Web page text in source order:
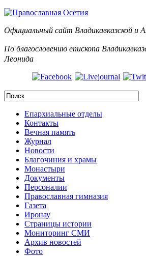
Официальный сайт Владикавказской и
По благословению епископа
Леонида
Епархиальные отделы
Контакты
Вечная память
Журнал
Новости
Благочиния и храмы
Монастыри
Документы
Персоналии
Православная гимназия
Газета
Иронау
Страницы истории
Мониторинг СМИ
Архив новостей
Фото